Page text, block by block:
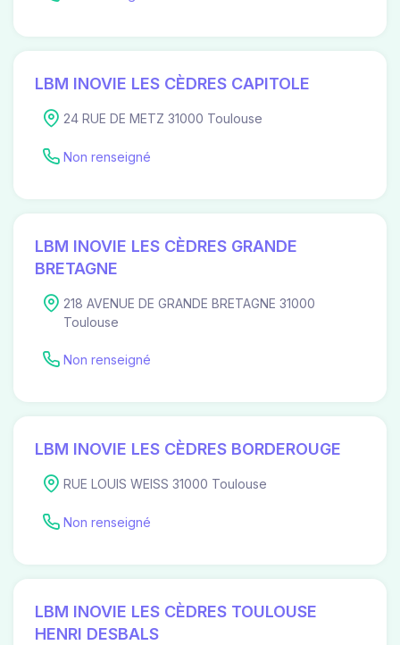
LBM INOVIE LES CÈDRES CAPITOLE
24 RUE DE METZ 31000 Toulouse
Non renseigné
LBM INOVIE LES CÈDRES GRANDE
BRETAGNE
218 AVENUE DE GRANDE BRETAGNE 31000
Toulouse
Non renseigné
LBM INOVIE LES CÈDRES BORDEROUGE
RUE LOUIS WEISS 31000 Toulouse
Non renseigné
LBM INOVIE LES CÈDRES TOULOUSE
HENRI DESBALS